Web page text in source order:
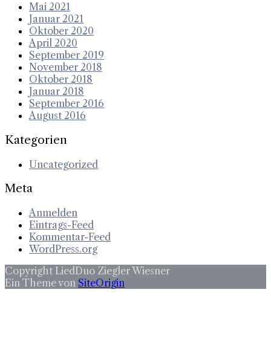
Mai 2021
Januar 2021
Oktober 2020
April 2020
September 2019
November 2018
Oktober 2018
Januar 2018
September 2016
August 2016
Kategorien
Uncategorized
Meta
Anmelden
Eintrags-Feed
Kommentar-Feed
WordPress.org
Copyright LiedDuo Ziegler Wiesner
Ein Theme von SiteOrigin